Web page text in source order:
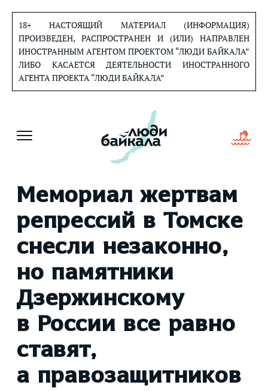
содержанию
18+ НАСТОЯЩИЙ МАТЕРИАЛ (ИНФОРМАЦИЯ)
ПРОИЗВЕДЕН, РАСПРОСТРАНЕН И (ИЛИ) НАПРАВЛЕН
ИНОСТРАННЫМ АГЕНТОМ ПРОЕКТОМ “ЛЮДИ БАЙКАЛА”
ЛИБО КАСАЕТСЯ ДЕЯТЕЛЬНОСТИ ИНОСТРАННОГО
АГЕНТА ПРОЕКТА “ЛЮДИ БАЙКАЛА”
Мемориал жертвам
репрессий в Томске
снесли незаконно,
но памятники
Дзержинскому
в России все равно
ставят,
а правозащитников